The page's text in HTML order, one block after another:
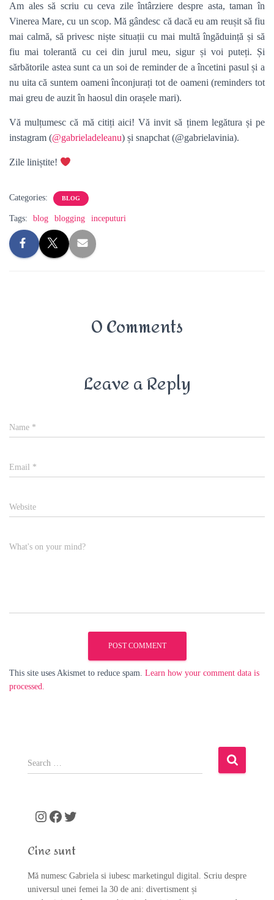
Am ales să scriu cu ceva zile întârziere despre asta, taman în
Vinerea Mare, cu un scop. Mă gândesc că dacă eu am reușit să fiu
mai calmă, să privesc niște situații cu mai multă îngăduință și să
fiu mai tolerantă cu cei din jurul meu, sigur și voi puteți. Și
sărbătorile astea sunt ca un soi de reminder de a încetini pasul și a
nu uita că suntem oameni înconjurați tot de oameni (reminders tot
mai greu de auzit în haosul din orașele mari).
Vă mulțumesc că mă citiți aici! Vă invit să ținem legătura și pe
instagram (@gabrieladeleanu) și snapchat (@gabrielavinia).
Zile liniștite!
Categories: BLOG
Tags: blog blogging inceputuri
0 Comments
Leave a Reply
Name *
Email *
Website
What's on your mind?
This site uses Akismet to reduce spam. Learn how your comment data is
processed.
S
e
o
:
Instagram Facebook Twitter
Cine sunt
Mă numesc Gabriela si iubesc marketingul digital. Scriu despre
universul unei femei la 30 de ani: divertisment și